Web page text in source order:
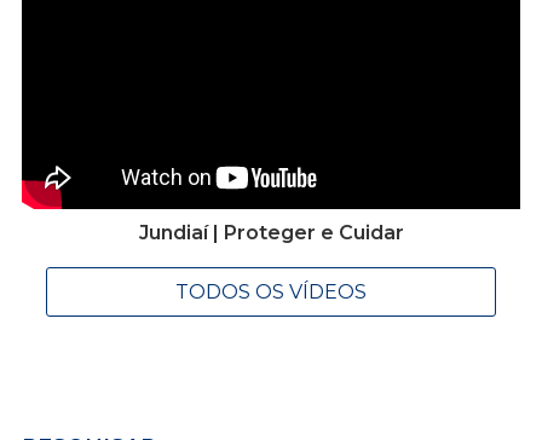
Jundiaí | Proteger e Cuidar
TODOS OS VÍDEOS